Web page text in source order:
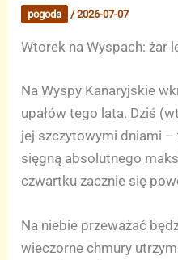
pogoda /2026-07-07
Wtorek na Wyspach: żar
Na Wyspy Kanaryjskie
upałów tego lata. Dziś
jej szczytowymi dniami
sięgną absolutnego
czwartku zacznie się
Na niebie przeważać
wieczorne chmury